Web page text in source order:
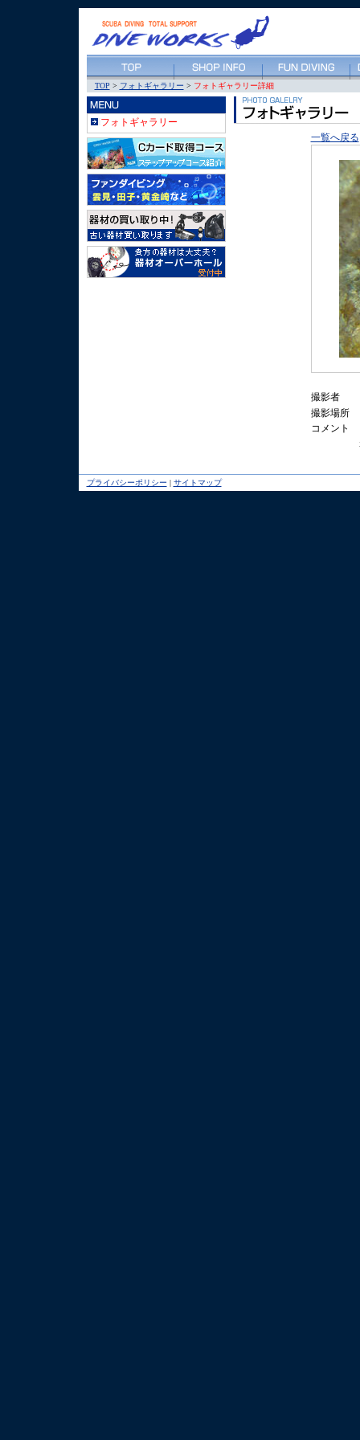
TOP > フォトギャラリー > フォトギャラリー詳細
フォトギャラリー
一覧へ戻る
撮影者
撮影場所
コメント
プライバシーポリシー | サイトマップ